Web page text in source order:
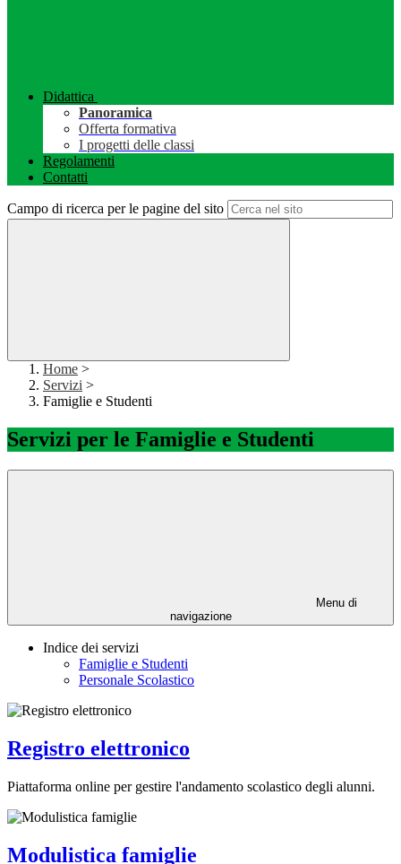
Didattica
Panoramica
Offerta formativa
I progetti delle classi
Regolamenti
Contatti
Campo di ricerca per le pagine del sito
Home >
Servizi >
Famiglie e Studenti
Servizi per le Famiglie e Studenti
Menu di
navigazione
Indice dei servizi
Famiglie e Studenti
Personale Scolastico
Registro elettronico
Piattaforma online per gestire l'andamento scolastico degli alunni.
Modulistica famiglie